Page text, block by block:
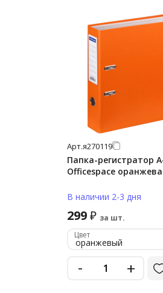
Арт.я270119
Папка-регистратор
Officespace
В наличии 2-3 дня
299₽ за шт.
Цвет
оранжевый
- +